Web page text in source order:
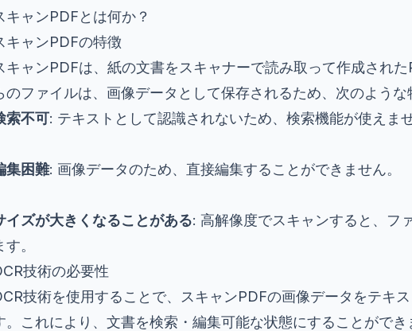
キャンPDFとは何か？
キャンPDFの特徴
キャンPDFは、紙の文書をスキャナーで読み取って作成され
のファイルは、画像データとして保存されるため、次のような
索不可: テキストとして認識されないため、検索機能が使えませ
集困難: 画像データのため、直接編集することができません。
イズが大きくなることがある: 高解像度でスキャンすると、フ
す。
技術の必要性
技術を使用することで、スキャンPDFの画像データをテキ
。これにより、文書を検索・編集可能な状態にすることがで